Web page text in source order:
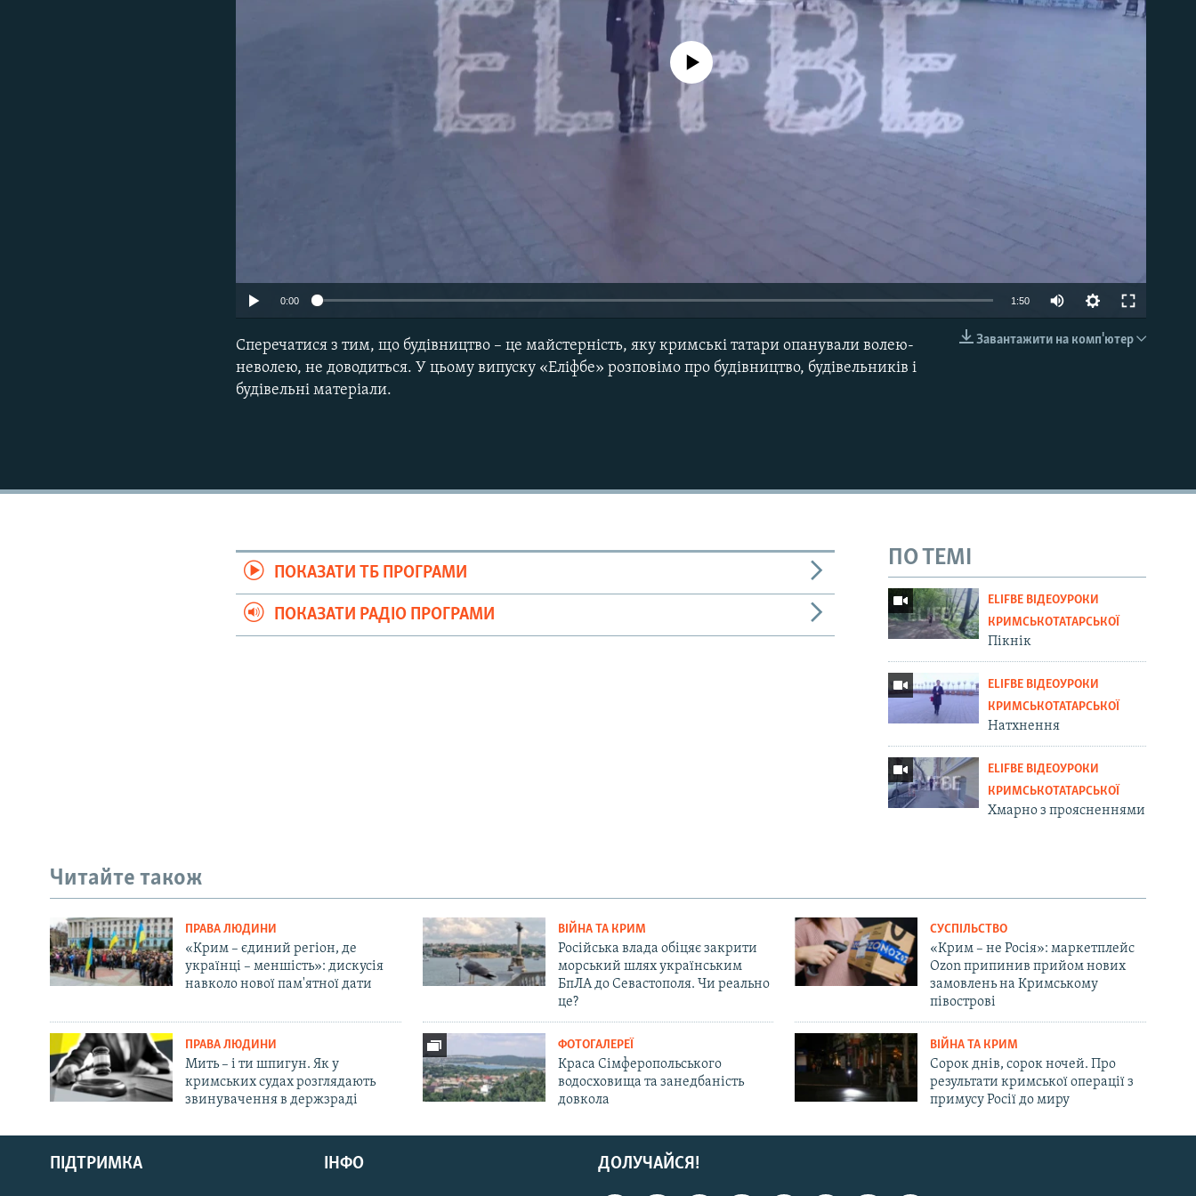
Русский
Qırımtatar
No media source currently available
0:00 1:50
Завантажити на комп'ютер
Сперечатися з тим, що будівництво – це майстерність, яку кримські татари опанували волею-
неволею, не доводиться. У цьому випуску «Еліфбе» розповімо про будівництво, будівельників і
будівельні матеріали.
ПО ТЕМІ
ELIFBE ВІДЕОУРОКИ
КРИМСЬКОТАТАРСЬКОЇ
Пікнік
ELIFBE ВІДЕОУРОКИ
КРИМСЬКОТАТАРСЬКОЇ
Натхнення
ELIFBE ВІДЕОУРОКИ
КРИМСЬКОТАТАРСЬКОЇ
Хмарно з проясненнями
ПОКАЗАТИ ТБ ПРОГРАМИ
ПОКАЗАТИ РАДІО ПРОГРАМИ
Читайте також
ПРАВА ЛЮДИНИ
«Крим – єдиний регіон, де
українці – меншість»: дискусія
навколо нової пам'ятної дати
ВІЙНА ТА КРИМ
Російська влада обіцяє закрити
морський шлях українським
БпЛА до Севастополя. Чи реально
це?
СУСПІЛЬСТВО
«Крим – не Росія»: маркетплейс
Ozon припинив прийом нових
замовлень на Кримському
півострові
ПРАВА ЛЮДИНИ
Мить – і ти шпигун. Як у
кримських судах розглядають
звинувачення в держзраді
ФОТОГАЛЕРЕЇ
Краса Сімферопольського
водосховища та занедбаність
довкола
ВІЙНА ТА КРИМ
Сорок днів, сорок ночей. Про
результати кримської операції з
примусу Росії до миру
ДОЛУЧАЙСЯ!
ПІДТРИМКА ІНФО